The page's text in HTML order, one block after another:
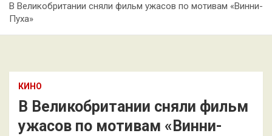
В Великобритании сняли фильм ужасов по мотивам «Винни-
Пуха»
КИНО
В Великобритании сняли фильм
ужасов по мотивам «Винни-